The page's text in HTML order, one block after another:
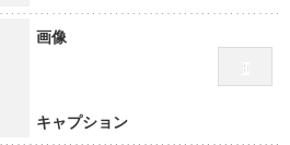
画像
キャプション